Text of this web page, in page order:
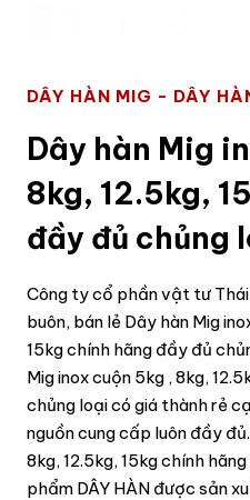
DÂY HÀN MIG - DÂY
Dây hàn Mig
8kg, 12.5kg,
đầy đủ chủng
Công ty cổ phần vật tư
buôn, bán lẻ Dây hàn Mig
15kg chính hãng đầy đủ
Mig inox cuộn 5kg , 8kg,
chủng loại có giá thành rẻ
nguồn cung cấp luôn đầy
8kg, 12.5kg, 15kg chính
phẩm DÂY HÀN được sản